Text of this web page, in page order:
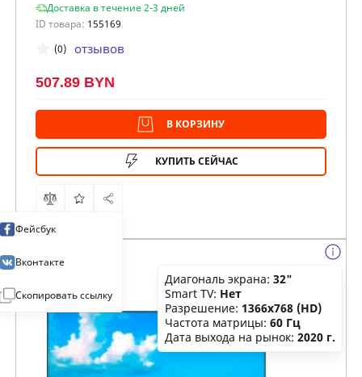
Доставка в течение 2-3 дней
ID товара: 155169
(0) отзывов
507.89 BYN
В КОРЗИНУ
КУПИТЬ СЕЙЧАС
Фейсбук
Вконтакте
Скопировать ссылку
Диагональ экрана: 32"
Smart TV: Нет
Разрешение: 1366x768 (HD)
Частота матрицы: 60 Гц
Дата выхода на рынок: 2020 г.